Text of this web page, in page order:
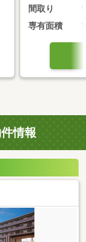
間取り
専有面積
情報